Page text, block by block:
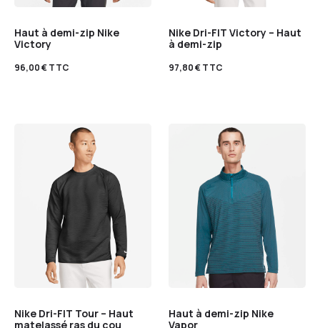
Haut à demi-zip Nike
Victory
96,00€TTC
Nike Dri-FIT Victory – Haut
à demi-zip
97,80€TTC
Nike Dri-FIT Tour – Haut
matelassé ras du cou
Haut à demi-zip Nike
Vapor